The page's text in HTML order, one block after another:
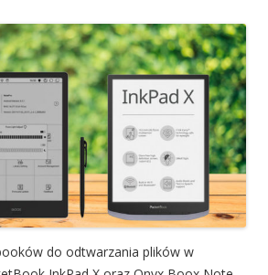
do odtwarzania plików w